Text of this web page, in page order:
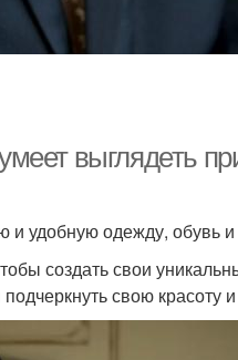
выглядеть
и удобную одежду, обувь
создать свои
свою красоту